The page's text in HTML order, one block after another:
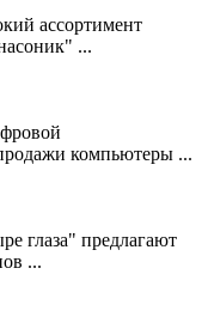
ассортимент
...
компьютеры ...
глаза" предлагают
...